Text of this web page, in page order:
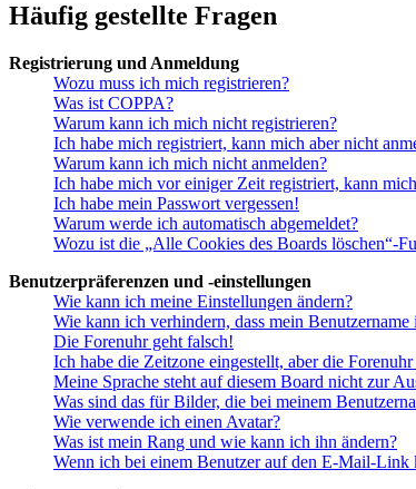
Häufig gestellte Fragen
Registrierung und Anmeldung
Wozu muss ich mich registrieren?
Was ist COPPA?
Warum kann ich mich nicht registrieren?
Ich habe mich registriert, kann mich aber nicht
Warum kann ich mich nicht anmelden?
Ich habe mich vor einiger Zeit registriert, kann
Ich habe mein Passwort vergessen!
Warum werde ich automatisch abgemeldet?
Wozu ist die „Alle Cookies des Boards löschen“-
Benutzerpräferenzen und -einstellungen
Wie kann ich meine Einstellungen ändern?
Wie kann ich verhindern, dass mein
Die Forenuhr geht falsch!
Ich habe die Zeitzone eingestellt, aber die
Meine Sprache steht auf diesem Board nicht zur
Was sind das für Bilder, die bei meinem
Wie verwende ich einen Avatar?
Was ist mein Rang und wie kann ich ihn ändern?
Wenn ich bei einem Benutzer auf den E-Mail-